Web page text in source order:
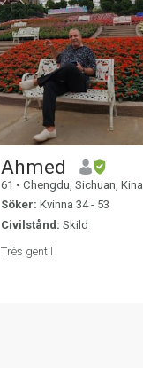
Ahmed
61 • Chengdu, Sichuan, Kina
Söker: Kvinna 34 - 53
Civilstånd: Skild
Très gentil